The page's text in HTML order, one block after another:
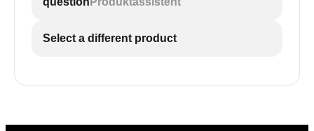
Select a different product